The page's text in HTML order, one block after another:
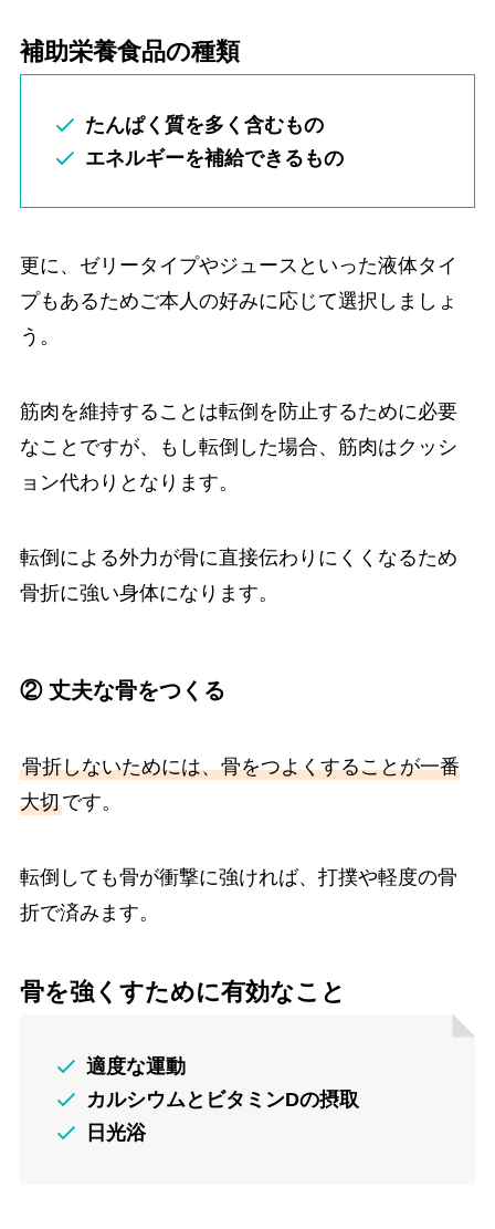
補助栄養食品の種類
たんぱく質を多く含むもの
エネルギーを補給できるもの
更に、ゼリータイプやジュースといった液体タイ
プもあるためご本人の好みに応じて選択しましょ
う。
筋肉を維持することは転倒を防止するために必要
なことですが、もし転倒した場合、筋肉はクッシ
ョン代わりとなります。
転倒による外力が骨に直接伝わりにくくなるため
骨折に強い身体になります。
② 丈夫な骨をつくる
骨折しないためには、骨をつよくすることが一番
大切です。
転倒しても骨が衝撃に強ければ、打撲や軽度の骨
折で済みます。
骨を強くすために有効なこと
適度な運動
カルシウムとビタミンDの摂取
日光浴